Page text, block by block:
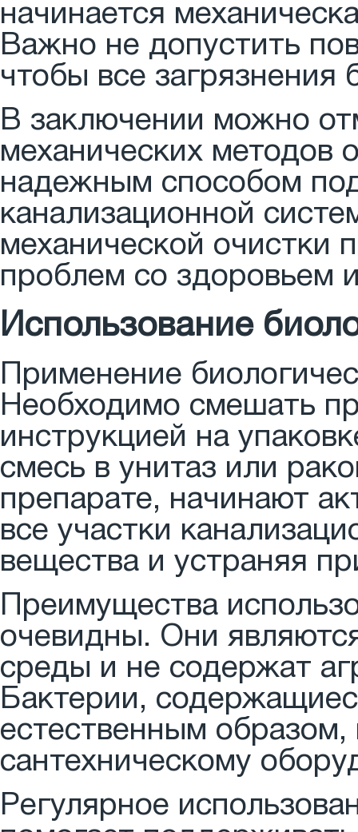
начинается
Важно не допустить
чтобы все
В заключении можно
механических методов
надежным способом
канализационной
механической очистки
проблем со здоровьем
Использование
Применение
Необходимо смешать
инструкцией на
смесь в унитаз или
препарате, начинают
все участки
вещества и устраняя
Преимущества
очевидны. Они
среды и не содержат
Бактерии,
естественным
сантехническому
Регулярное